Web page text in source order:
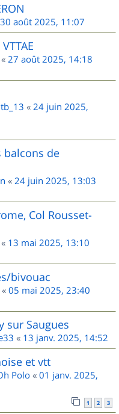
30 août 2025, 11:07
« 27 août 2025, 14:18
« 24 juin 2025,
balcons de
« 24 juin 2025, 13:03
Col Rousset-
« 13 mai 2025, 13:10
bivouac
« 05 mai 2025, 23:40
sur Saugues
« 13 janv. 2025, 14:52
et vtt
Polo « 01 janv. 2025,
1 2 3